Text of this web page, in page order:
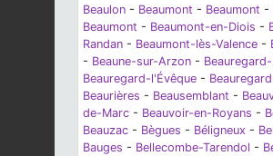
Beaulon - Beaumont - Beaumont -
Beaumont - Beaumont-en-Diois -
Randan - Beaumont-lès-Valence -
- Beaune-sur-Arzon -
Beauregard-l'Évêque -
Beaurières - Beausemblant -
de-Marc - Beauvoir-en-Royans -
Beauzac - Bègues - Béligneux -
Bauges - Bellecombe-Tarendol -